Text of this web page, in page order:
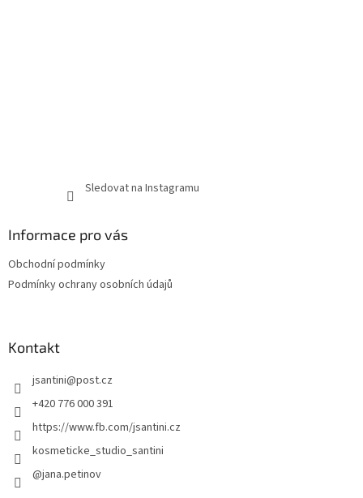
Sledovat na Instagramu
Informace pro vás
Obchodní podmínky
Podmínky ochrany osobních údajů
Kontakt
jsantini@post.cz
+420 776 000 391
https://www.fb.com/jsantini.cz
kosmeticke_studio_santini
@jana.petinov